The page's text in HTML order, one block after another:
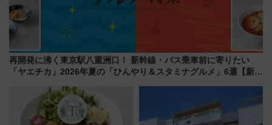
再開発に沸く東京駅八重洲口！ 新幹線・バス乗車前に寄りたい
「ヤエチカ」2026年夏の「ひんやり＆スタミナグルメ」6選【新店